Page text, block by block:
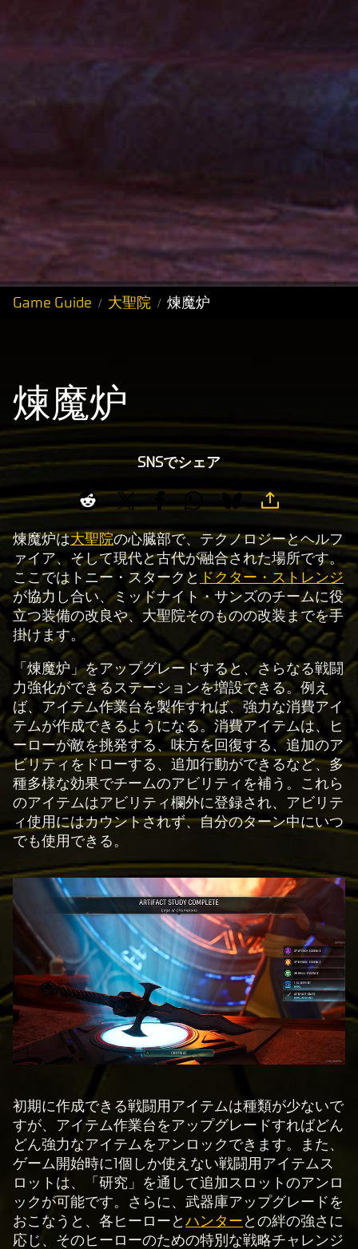
Game Guide 大聖院 煉魔炉
煉魔炉
SNSでシェア
煉魔炉は大聖院の心臓部で、テクノロジーとヘルフ
ァイア、そして現代と古代が融合された場所です。
ここではトニー・スタークと ドクター・ストレンジ
が協力し合い、ミッドナイト・サンズのチームに役
立つ装備の改良や、大聖院そのものの改装までを手
掛けます。
「煉魔炉」をアップグレードすると、さらなる戦闘
力強化ができるステーションを増設できる。例え
ば、アイテム作業台を製作すれば、強力な消費アイ
テムが作成できるようになる。消費アイテムは、ヒ
ーローが敵を挑発する、味方を回復する、追加のア
ビリティをドローする、追加行動ができるなど、多
種多様な効果でチームのアビリティを補う。これら
のアイテムはアビリティ欄外に登録され、アビリテ
ィ使用にはカウントされず、自分のターン中にいつ
でも使用できる。
初期に作成できる戦闘用アイテムは種類が少ないで
すが、アイテム作業台をアップグレードすればどん
どん強力なアイテムをアンロックできます。また、
ゲーム開始時に1個しか使えない戦闘用アイテムス
ロットは、「研究」を通して追加スロットのアンロ
ックが可能です。さらに、武器庫アップグレードを
おこなうと、各ヒーローとハンターとの絆の強さに
応じ、そのヒーローのための特別な戦略チャレンジ